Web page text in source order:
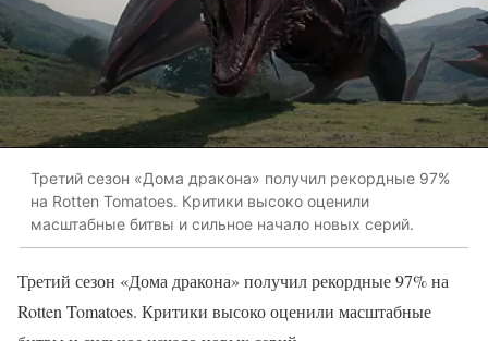
Третий сезон «Дома дракона» получил рекордные 97%
на Rotten Tomatoes. Критики высоко оценили
масштабные битвы и сильное начало новых серий.
Третий сезон «Дома дракона» получил рекордные 97% на
Rotten Tomatoes. Критики высоко оценили масштабные